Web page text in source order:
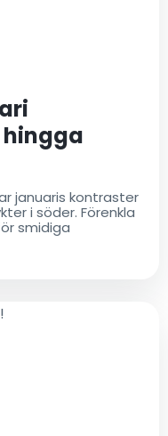
hingga
januaris kontraster
i söder. Förenkla
smidiga